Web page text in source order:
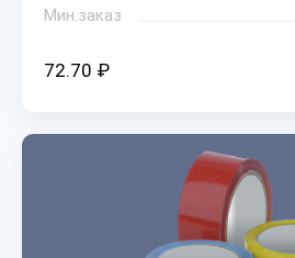
Мин.заказ
72.70 ₽